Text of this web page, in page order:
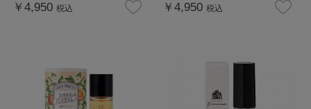
￥4,950 税込 ￥4,950 税込